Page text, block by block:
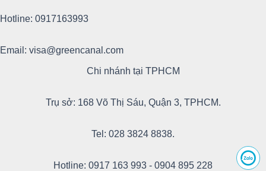
Hotline: 0917163993
Email: visa@greencanal.com
Chi nhánh tại TPHCM
Trụ sở: 168 Võ Thị Sáu, Quận 3, TPHCM.
Tel: 028 3824 8838.
Hotline: 0917 163 993 - 0904 895 228